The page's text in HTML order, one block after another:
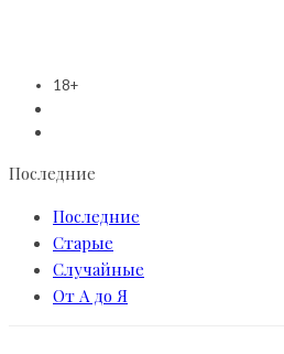
18+
Последние
Последние
Старые
Случайные
От А до Я